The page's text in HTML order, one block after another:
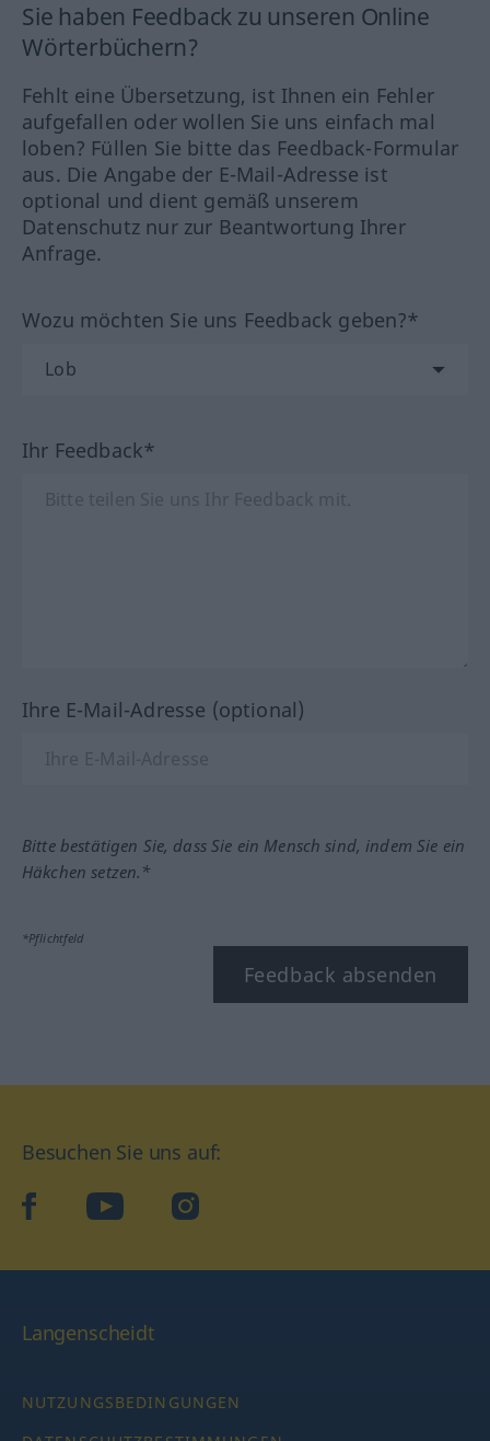
Sie haben Feedback zu unseren Online
Wörterbüchern?
Fehlt eine Übersetzung, ist Ihnen ein Fehler
aufgefallen oder wollen Sie uns einfach mal
loben? Füllen Sie bitte das Feedback-Formular
aus. Die Angabe der E-Mail-Adresse ist
optional und dient gemäß unserem
Datenschutz nur zur Beantwortung Ihrer
Anfrage.
Wozu möchten Sie uns Feedback geben?*
Ihr Feedback*
Ihre E-Mail-Adresse (optional)
Bitte bestätigen Sie, dass Sie ein Mensch sind, indem Sie ein
Häkchen setzen.*
*Pflichtfeld
Feedback absenden
Besuchen Sie uns auf:
facebookYouTube Instagram
Langenscheidt
NUTZUNGSBEDINGUNGEN